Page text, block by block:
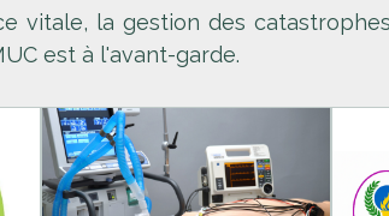
vitale, la gestion des
est à l'avant-garde.